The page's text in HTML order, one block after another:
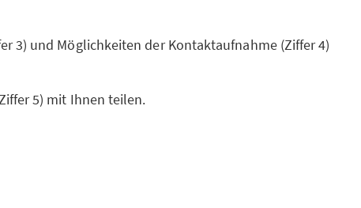
3) und Möglichkeiten der Kontaktaufnahme (Ziffer 4)
5) mit Ihnen teilen.